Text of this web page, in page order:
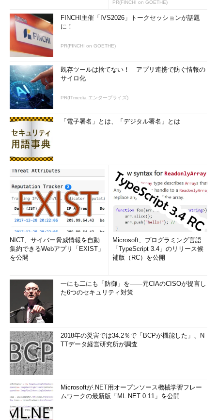
PR(FINCHI on GOETHE)
FINCHI主催「IVS2026」トークセッションが話題
に！
PR(FINCHI on GOETHE)
既存ツールは捨てない！ アプリ連携で防ぐ情報の
サイロ化
PR(ITmedia エンタープライズ)
「電子署名」とは、「デジタル署名」とは
NICT、サイバー脅威情報を自動
集約できるWebアプリ「EXIST」
を公開
Microsoft、プログラミング言語
「TypeScript 3.4」のリリース候
補版（RC）を公開
一にも二にも「防御」を――元CIAのCISOが提言し
た6つのセキュリティ対策
2018年の災害では34.2％で「BCPが機能した」、N
TTデータ経営研究所が調査
Microsoftが.NET用オープンソース機械学習フレー
ムワークの最新版「ML.NET 0.11」を公開